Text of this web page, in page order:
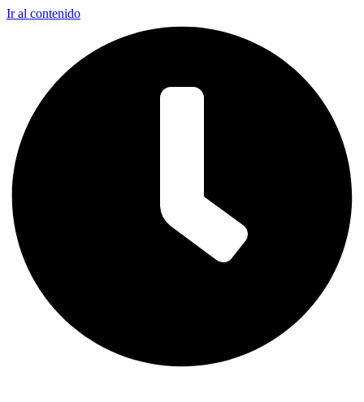
Ir al contenido